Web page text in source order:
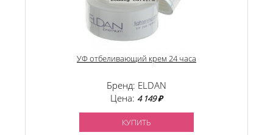
УФ отбеливающий крем 24 часа
Бренд: ELDAN
Цена: 4 149 ₽
КУПИТЬ